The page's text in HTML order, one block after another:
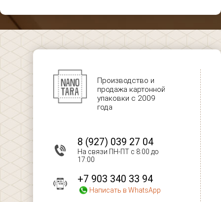
Производство и
продажа картонной
упаковки с 2009
года
8 (927) 039 27 04
На связи ПН-ПТ с 8:00 до
17:00
+7 903 340 33 94
Написать в WhatsApp